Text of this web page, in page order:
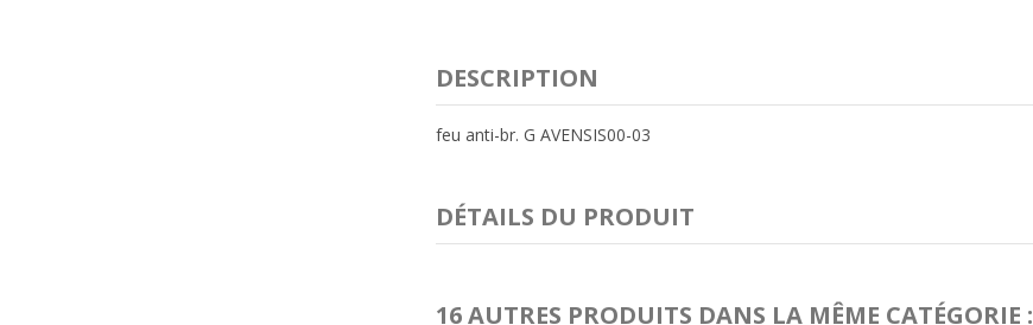
DESCRIPTION
feu anti-br. G AVENSIS00-03
DÉTAILS DU PRODUIT
16 AUTRES PRODUITS DANS LA MÊME CATÉGORIE :